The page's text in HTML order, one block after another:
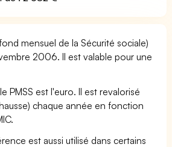
mensuel de la Sécurité sociale)
2006. Il est valable pour une
PMSS est l'euro. Il est revalorisé
chaque année en fonction
est aussi utilisé dans certains